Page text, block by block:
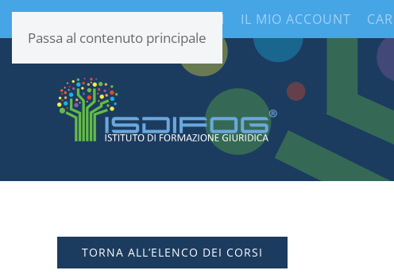
Passa al contenuto principale
CONTENUTI INFORMATIVI IL MIO ACCOUNT
TORNA ALL’ELENCO DEI CORSI